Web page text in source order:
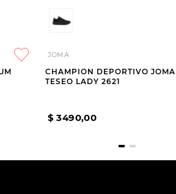
JOMA
CHAMPION DEPORTIVO JOMA
TESEO LADY 2621
$ 3490,00